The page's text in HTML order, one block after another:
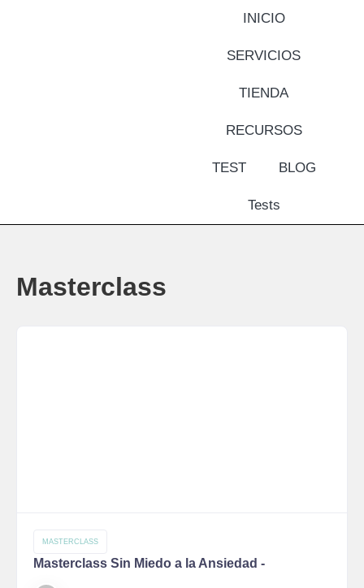
INICIO
SERVICIOS
TIENDA
RECURSOS
TEST BLOG
Tests
Masterclass
MASTERCLASS
Masterclass Sin Miedo a la Ansiedad -